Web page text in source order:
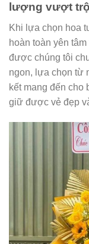
lượng vượt
Khi lựa chọn hoa
hoàn toàn yên
được chúng tôi
ngon, lựa chọn từ
kết mang đến cho
giữ được vẻ đẹp